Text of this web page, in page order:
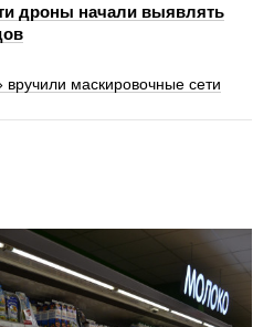
дроны начали выявлять
маскировочные сети